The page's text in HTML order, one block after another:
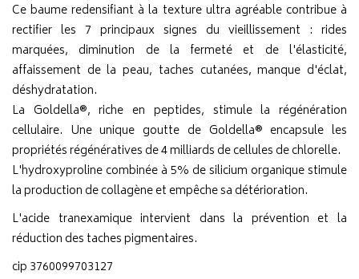
Ce baume redensifiant à la texture ultra agréable contribue à
rectifier les 7 principaux signes du vieillissement : rides
marquées, diminution de la fermeté et de l'élasticité,
affaissement de la peau, taches cutanées, manque d'éclat,
déshydratation.
La Goldella®, riche en peptides, stimule la régénération
cellulaire. Une unique goutte de Goldella® encapsule les
propriétés régénératives de 4 milliards de cellules de chlorelle.
L'hydroxyproline combinée à 5% de silicium organique stimule
la production de collagène et empêche sa détérioration.
L'acide tranexamique intervient dans la prévention et la
réduction des taches pigmentaires.
cip 3760099703127